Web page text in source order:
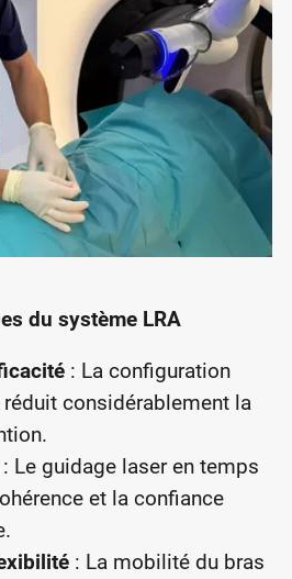
du système LRA
: La configuration
considérablement la
: Le guidage laser en temps
et la confiance
: La mobilité du bras